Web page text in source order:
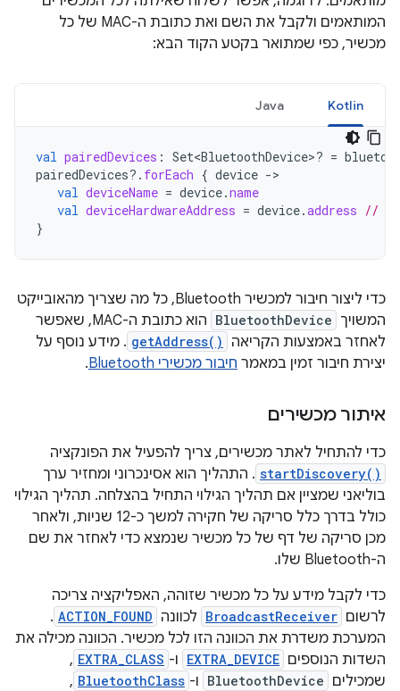
המותאמים ולקבל את השם ואת כתובת ה-MAC של כל
מכשיר, כפי שמתואר בקטע הקוד הבא:
Kotlin
Java
val pairedDevices : Set<BluetoothDevice>? =
pairedDevices?. forEach { device -
val deviceName = device.name
val deviceHardwareAddress = device.address //
}
כדי ליצור חיבור למכשיר Bluetooth, כל מה שצריך מהאובייקט
המשויך BluetoothDevice
הוא כתובת ה-MAC, שאפשר
לאחזר באמצעות הקריאה
getAddress() . מידע נוסף על
יצירת חיבור זמין במאמר חיבור מכשירי Bluetooth .
איתור מכשירים
כדי להתחיל לאתר מכשירים, צריך להפעיל את הפונקציה
startDiscovery() . התהליך הוא אסינכרוני ומחזיר ערך
בוליאני שמציין אם תהליך הגילוי התחיל בהצלחה. תהליך הגילוי
כולל בדרך כלל סריקה של חקירה למשך כ-12 שניות, ולאחר
מכן סריקה של דף של כל מכשיר שנמצא כדי לאחזר את שם
ה-Bluetooth שלו.
כדי לקבל מידע על כל מכשיר שזוהה, האפליקציה צריכה
לרשום BroadcastReceiver לכוונה ACTION_FOUND
.
המערכת משדרת את הכוונה הזו לכל מכשיר. הכוונה מכילה את
השדות הנוספים EXTRA_DEVICE ו- EXTRA_CLASS
,
שמכילים BluetoothDevice ו- BluetoothClass
,